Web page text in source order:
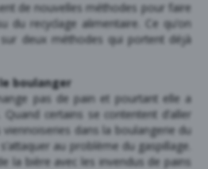
de nouvelles méthodes pour faire
du recyclage alimentaire. Ce qu’on
sur deux méthodes qui portent déjà
boulanger
pas de pain et pourtant elle a
certains se contentent d’aller
dans la boulangerie du
au problème du gaspillage.
la bière avec les invendus de pains